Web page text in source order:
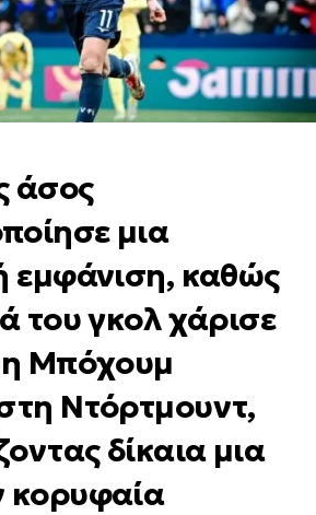
άσος
μια
εμφάνιση, καθώς
του γκολ χάρισε
Μπόχουμ
Ντόρτμουντ,
δίκαια μια
κορυφαία